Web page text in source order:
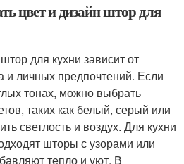
цвет и дизайн штор для
для кухни зависит от
и личных предпочтений. Если
тонах, можно выбрать
таких как белый, серый или
светлость и воздух. Для кухни
шторы с узорами или
тепло и уют. В